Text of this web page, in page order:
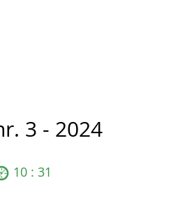
3 - 2024
10 : 31